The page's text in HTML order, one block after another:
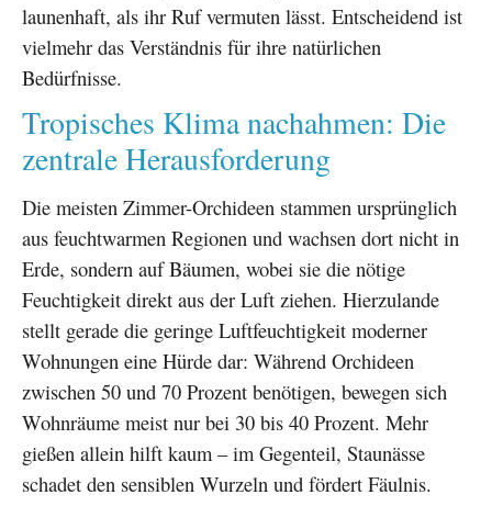
launenhaft, als ihr Ruf vermuten lässt. Entscheidend ist
vielmehr das Verständnis für ihre natürlichen
Bedürfnisse.
Tropisches Klima nachahmen: Die
zentrale Herausforderung
Die meisten Zimmer-Orchideen stammen ursprünglich
aus feuchtwarmen Regionen und wachsen dort nicht in
Erde, sondern auf Bäumen, wobei sie die nötige
Feuchtigkeit direkt aus der Luft ziehen. Hierzulande
stellt gerade die geringe Luftfeuchtigkeit moderner
Wohnungen eine Hürde dar: Während Orchideen
zwischen 50 und 70 Prozent benötigen, bewegen sich
Wohnräume meist nur bei 30 bis 40 Prozent. Mehr
gießen allein hilft kaum – im Gegenteil, Staunässe
schadet den sensiblen Wurzeln und fördert Fäulnis.